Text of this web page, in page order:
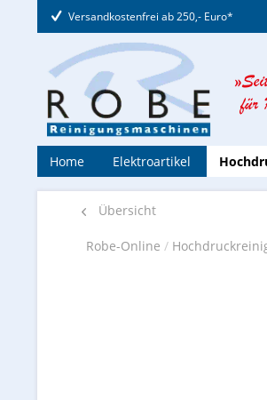
Versandkostenfrei ab 250,- Euro*
Home Elektroartikel
Übersicht
Robe-Online /